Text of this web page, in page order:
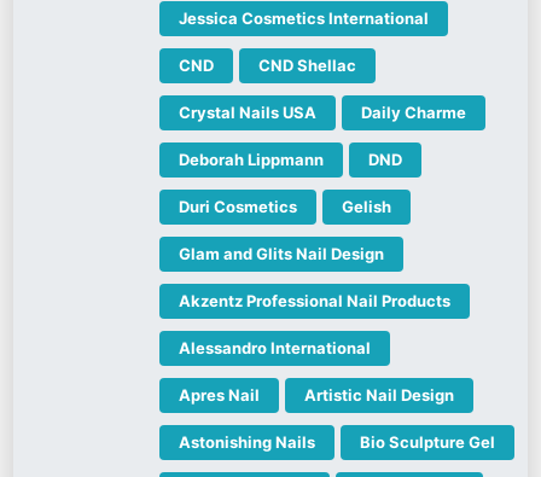
Jessica Cosmetics International
CND CND Shellac
Crystal Nails USA Daily Charme
Deborah Lippmann DND
Duri Cosmetics Gelish
Glam and Glits Nail Design
Akzentz Professional Nail Products
Alessandro International
Apres Nail Artistic Nail Design
Astonishing Nails Bio Sculpture Gel